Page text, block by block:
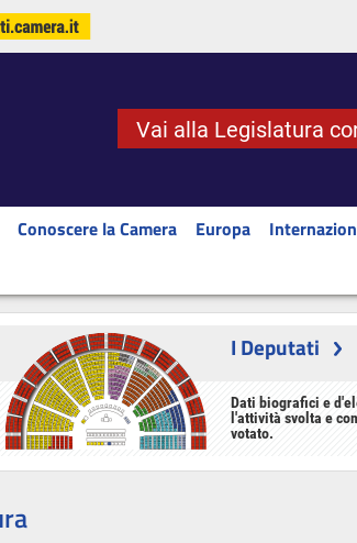
Vai alla Legislatura
Conoscere la Camera Europa
I Deputati
Dati biografici e
l'attività svolta e
votato.